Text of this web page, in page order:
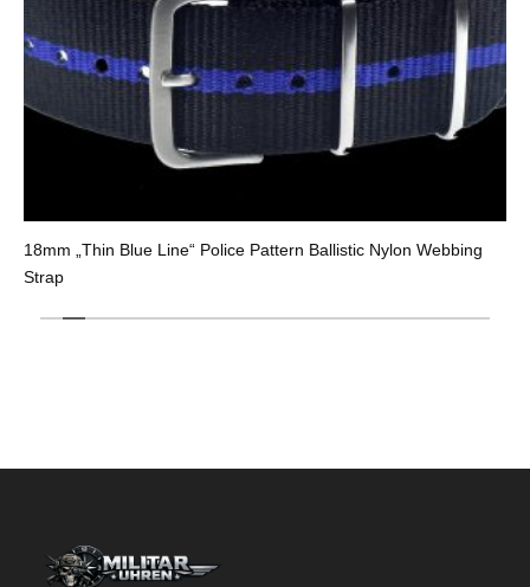
18mm „Thin Blue Line“ Police Pattern Ballistic Nylon Webbing
Strap